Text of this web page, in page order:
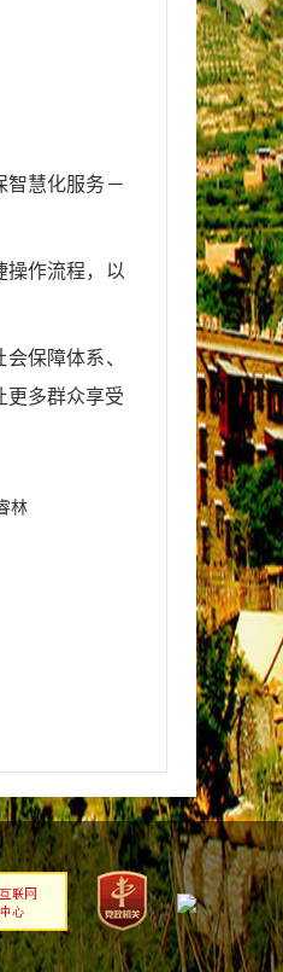
智慧化服务－
操作流程，以
保障体系、
更多群众享受
林